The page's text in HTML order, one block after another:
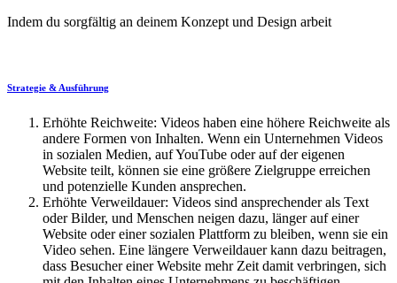
Indem du sorgfältig an deinem Konzept und Design arbeit
Strategie & Ausführung
Erhöhte Reichweite: Videos haben eine höhere Reichweite als
andere Formen von Inhalten. Wenn ein Unternehmen Videos
in sozialen Medien, auf YouTube oder auf der eigenen
Website teilt, können sie eine größere Zielgruppe erreichen
und potenzielle Kunden ansprechen.
Erhöhte Verweildauer: Videos sind ansprechender als Text
oder Bilder, und Menschen neigen dazu, länger auf einer
Website oder einer sozialen Plattform zu bleiben, wenn sie ein
Video sehen. Eine längere Verweildauer kann dazu beitragen,
dass Besucher einer Website mehr Zeit damit verbringen, sich